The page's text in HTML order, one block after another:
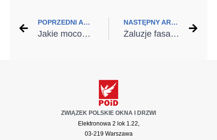
POPRZEDNI ARTYKUŁ
Jakie mocowania wybrać przy montażu okien?
NASTĘPNY ARTYKUŁ
Żaluzje fasadowe SkyFlow – harmonia światła i cienia od ALUPROF
ZWIĄZEK POLSKIE OKNA I DRZWI
Elektronowa 2 lok 1.22,
03-219 Warszawa